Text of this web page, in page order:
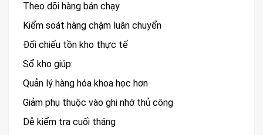
Theo dõi hàng bán chạy
Kiểm soát hàng chậm luân chuyển
Đối chiếu tồn kho thực tế
Sổ kho giúp:
Quản lý hàng hóa khoa học hơn
Giảm phụ thuộc vào ghi nhớ thủ công
Dễ kiểm tra cuối tháng